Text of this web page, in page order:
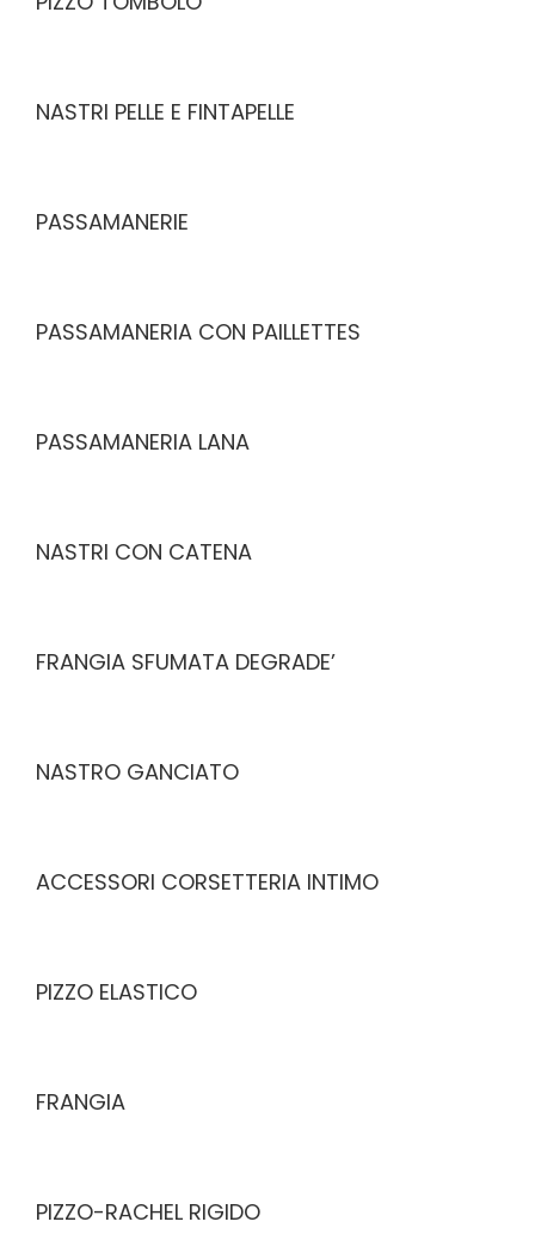
NASTRI PELLE E FINTAPELLE
PASSAMANERIE
PASSAMANERIA CON PAILLETTES
PASSAMANERIA LANA
NASTRI CON CATENA
FRANGIA SFUMATA DEGRADE’
NASTRO GANCIATO
ACCESSORI CORSETTERIA INTIMO
PIZZO ELASTICO
FRANGIA
PIZZO-RACHEL RIGIDO